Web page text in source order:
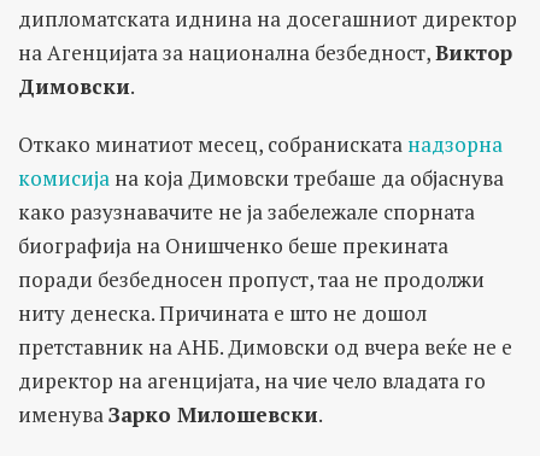
дипломатската иднина на досегашниот директор
на Агенцијата за национална безбедност,Виктор
Димовски.
Откако минатиот месец, собраниската надзорна
комисија на која Димовски требаше да објаснува
како разузнавачите не ја забележале спорната
биографија на Онишченко беше прекината
поради безбедносен пропуст, таа не продолжи
ниту денеска. Причината е што не дошол
претставник на АНБ. Димовски од вчера веќе не е
директор на агенцијата, на чие чело владата го
именуваЗарко Милошевски.